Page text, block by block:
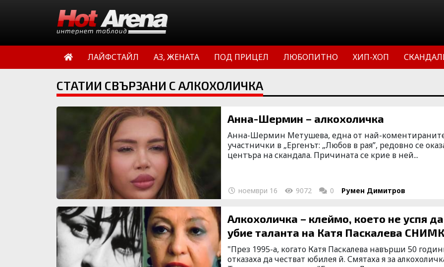
ЛАЙФСТАЙЛ АЗ, ЖЕНАТА ПОД ПРИЦЕЛ ЛЮБОПИТНО ХИП-ХОП
СТАТИИ СВЪРЗАНИ С АЛКОХОЛИЧКА
Анна-Шермин – алкохоличка
Анна-Шермин Метушева, една от най-
участнички в „Ергенът: „Любов в рая”, редовно се
центъра на скандала. Причината се крие в ней...
ноември 16 9072 0 Румен Димитров
Алкохоличка – клеймо, което не успя да
убие таланта на Катя Паскалева
"През 1995-а, когато Катя Паскалева навърши 50
отказаха да честват юбилея й. Смятаха я за